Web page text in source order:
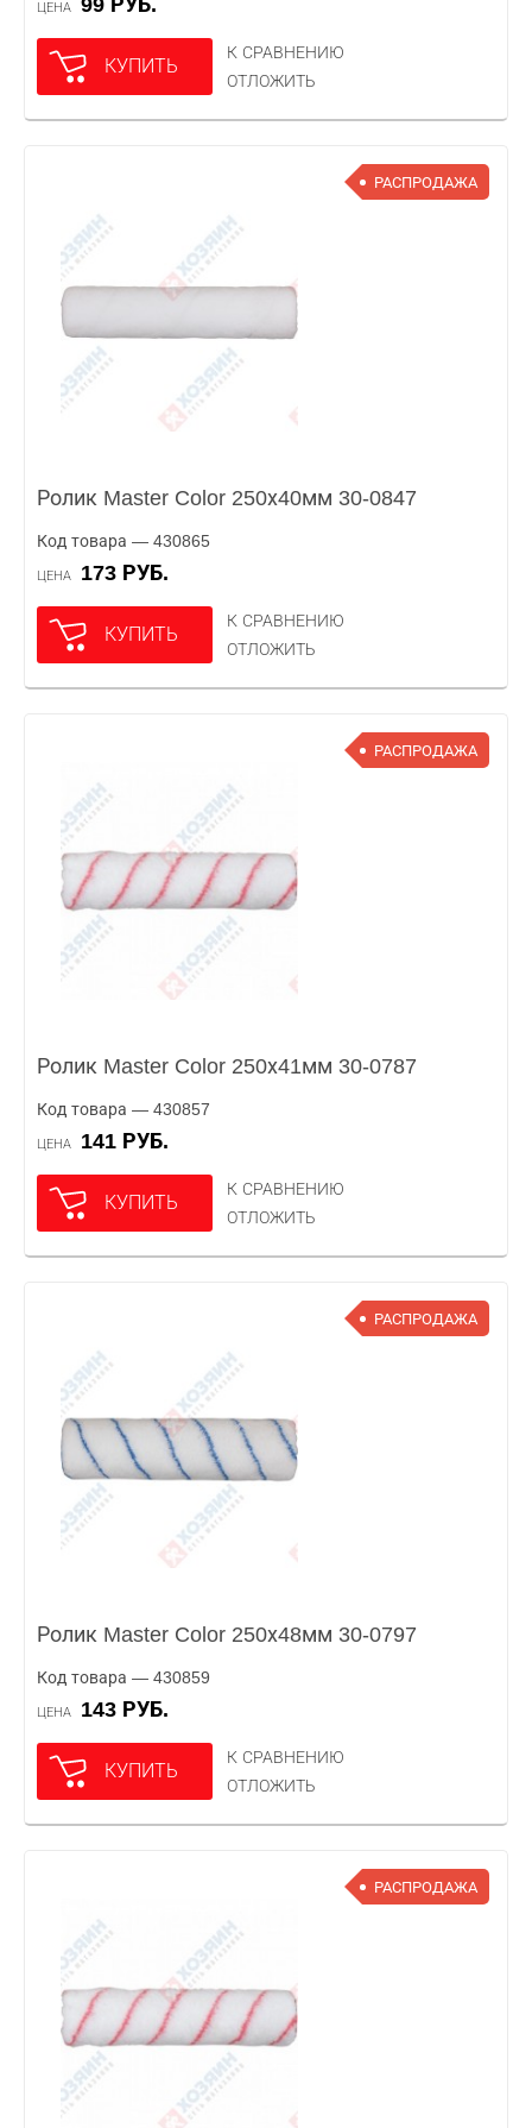
ЦЕНА 99 РУБ.
КУПИТЬ
К СРАВНЕНИЮ
ОТЛОЖИТЬ
РАСПРОДАЖА
Ролик Master Color 250х40мм 30-0847
Код товара — 430865
ЦЕНА 173 РУБ.
КУПИТЬ
К СРАВНЕНИЮ
ОТЛОЖИТЬ
РАСПРОДАЖА
Ролик Master Color 250х41мм 30-0787
Код товара — 430857
ЦЕНА 141 РУБ.
КУПИТЬ
К СРАВНЕНИЮ
ОТЛОЖИТЬ
РАСПРОДАЖА
Ролик Master Color 250х48мм 30-0797
Код товара — 430859
ЦЕНА 143 РУБ.
КУПИТЬ
К СРАВНЕНИЮ
ОТЛОЖИТЬ
РАСПРОДАЖА